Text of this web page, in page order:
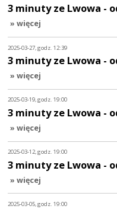
3 minuty ze Lwowa -
» więcej
2025-03-27, godz. 12:39
3 minuty ze Lwowa -
» więcej
2025-03-19, godz. 19:00
3 minuty ze Lwowa -
» więcej
2025-03-12, godz. 19:00
3 minuty ze Lwowa -
» więcej
2025-03-05, godz. 19:00